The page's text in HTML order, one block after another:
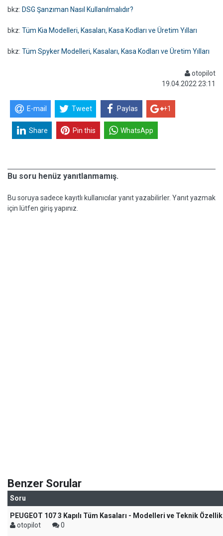
bkz: DSG Şanzıman Nasıl Kullanılmalıdır?
bkz: Tüm Kia Modelleri, Kasaları, Kasa Kodları ve Üretim Yılları
bkz: Tüm Spyker Modelleri, Kasaları, Kasa Kodları ve Üretim Yılları
otopilot
19.04.2022 23:11
E-mail Tweet Paylas +1
Share Pin this WhatsApp
Bu soru henüz yanıtlanmamış.
Bu soruya sadece kayıtlı kullanıcılar yanıt yazabilirler. Yanıt yazmak
için lütfen giriş yapınız.
Benzer Sorular
Soru
PEUGEOT 107 3 Kapılı Tüm Kasaları - Modelleri ve Teknik
otopilot
0